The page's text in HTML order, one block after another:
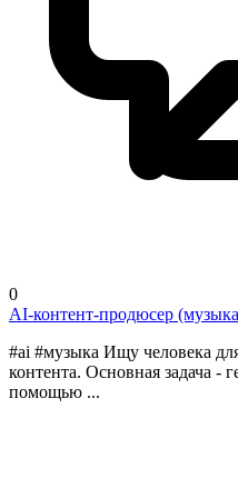
0
AI-контент-продюсер
#ai #музыка Ищу человека
контента. Основная задача -
помощью ...